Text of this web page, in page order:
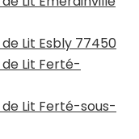
Lit Esbly 77450
Lit Ferté-
Lit Ferté-sous-